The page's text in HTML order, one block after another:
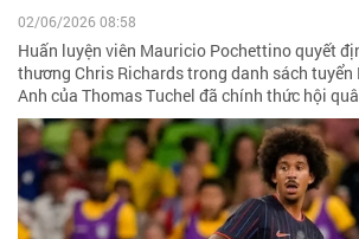
02/06/2026 08:58
Huấn luyện viên Mauricio Pochettino quyết
thương Chris Richards trong danh sách tuyển
Anh của Thomas Tuchel đã chính thức hội